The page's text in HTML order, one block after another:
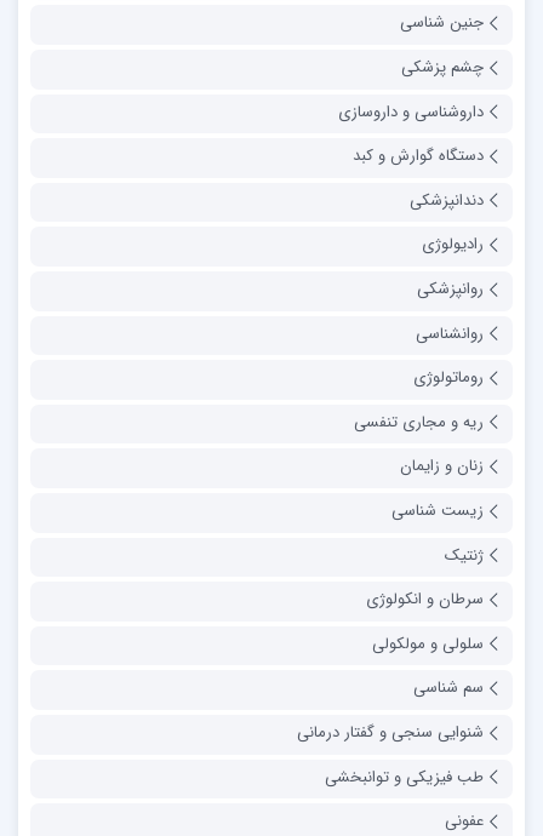
جنین شناسی
چشم پزشکی
داروشناسی و داروسازی
دستگاه گوارش و کبد
دندانپزشکی
رادیولوژی
روانپزشکی
روانشناسی
روماتولوژی
ریه و مجاری تنفسی
زنان و زایمان
زیست شناسی
ژنتیک
سرطان و انکولوژی
سلولی و مولکولی
سم شناسی
شنوایی سنجی و گفتار درمانی
طب فیزیکی و توانبخشی
عفونی